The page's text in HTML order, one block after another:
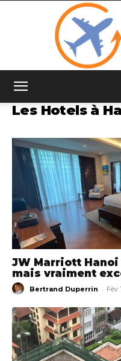
Les Hotels à
JW Marriott
mais vraiment
Bertrand Duperrin - Fév